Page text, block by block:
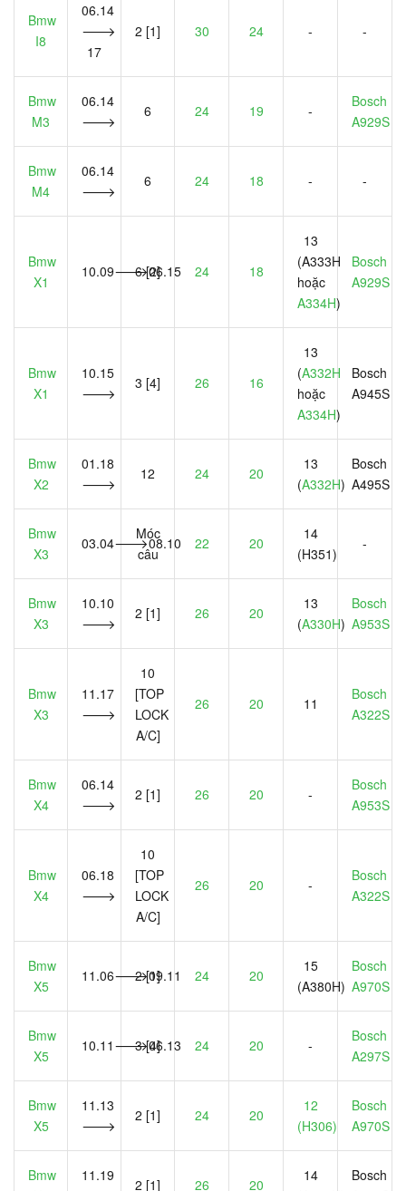
Bmw
I8
06.14
🡒
17
2 [1] 30 24 - -
Bmw
M3
06.14
🡒
6 24 19 -
Bosch
A929S
Bmw
M4
06.14
🡒
6 24 18 - -
Bmw
X1
10.09🡒06.15
6 [2] 24 18
13
(A333H
hoặc
A334H)
Bosch
A929S
Bmw
X1
10.15
🡒
3 [4] 26 16
13
(A332H
hoặc
A334H)
Bosch
A945S
Bmw
X2
01.18
🡒
12 24 20
13
(A332H)
Bosch
A495S
Bmw
X3
03.04🡒08.10
Móc
câu
22 20
14
(H351)
-
Bmw
X3
10.10
🡒
2 [1] 26 20
13
(A330H)
Bosch
A953S
Bmw
X3
11.17
🡒
10
[TOP
LOCK
A/C]
26 20 11
Bosch
A322S
Bmw
X4
06.14
🡒
2 [1] 26 20 -
Bosch
A953S
Bmw
X4
06.18
🡒
10
[TOP
LOCK
A/C]
26 20 -
Bosch
A322S
Bmw
X5
11.06🡒09.11
2 [1] 24 20
15
(A380H)
Bosch
A970S
Bmw
X5
10.11🡒06.13
3 [4] 24 20 -
Bosch
A297S
Bmw
X5
11.13
🡒
2 [1] 24 20
12
(H306)
Bosch
A970S
Bmw
11.19
2 [1] 26 20
14
Bosch